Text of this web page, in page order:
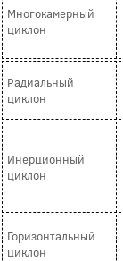
Многокамерный
циклон
Радиальный
циклон
Инерционный
циклон
Горизонтальный
циклон